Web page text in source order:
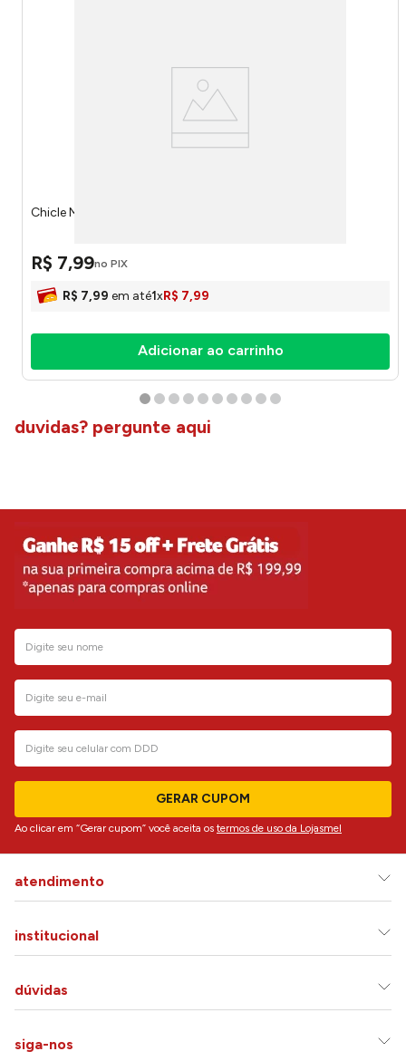
Chicle Melancia Azedinha 80g 6527 - Fini
R$ 7,99no PIX
R$ 7,99 em até1xR$ 7,99
Adicionar ao carrinho
duvidas? pergunte aqui
GERAR CUPOM
Ao clicar em “Gerar cupom” você aceita os termos de uso da Lojasmel
atendimento
institucional
dúvidas
siga-nos